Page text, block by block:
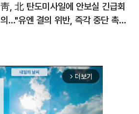
靑, 北 탄도미사일에 안보실 긴급회
의…"유엔 결의 위반, 즉각 중단 촉
arrow_forward_ios 더보기